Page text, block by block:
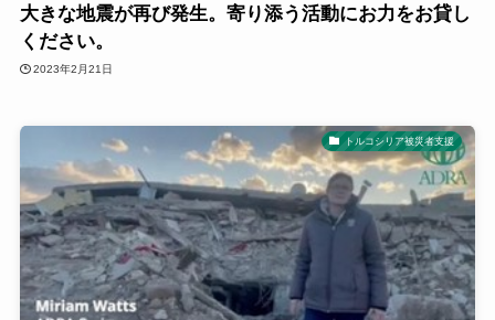
大きな地震が再び発生。寄り添う活動にお力をお貸し
ください。
2023年2月21日
トルコシリア被災者支援